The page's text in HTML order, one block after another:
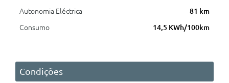
Autonomia Eléctrica
81 km
Consumo
14,5 KWh/100km
Condições